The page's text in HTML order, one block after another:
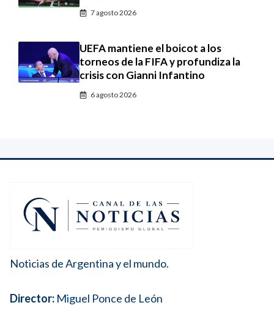
7 agosto 2026
UEFA mantiene el boicot a los
torneos de la FIFA y profundiza la
crisis con Gianni Infantino
6 agosto 2026
Noticias de Argentina y el mundo.
Director: Miguel Ponce de León